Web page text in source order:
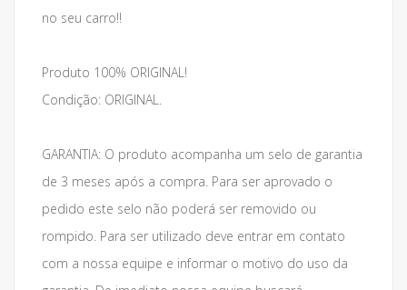
no seu carro!!
Produto 100% ORIGINAL!
Condição: ORIGINAL.
GARANTIA: O produto acompanha um selo de garantia
de 3 meses após a compra. Para ser aprovado o
pedido este selo não poderá ser removido ou
rompido. Para ser utilizado deve entrar em contato
com a nossa equipe e informar o motivo do uso da